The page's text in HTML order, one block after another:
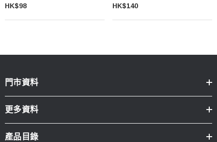
HK$98 HK$140
門市資料
更多資料
產品目錄